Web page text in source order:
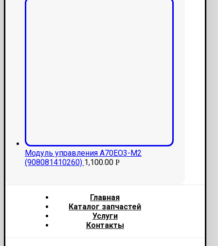
Модуль управления А70ЕО3-М2
(908081410260) 1,100.00 Р
Главная
Каталог запчастей
Услуги
Контакты